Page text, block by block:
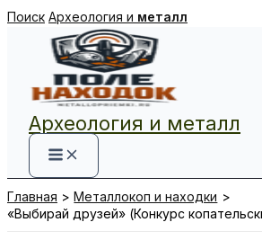
Перейти
содержимому
Поиск Археология и металл
Археология и металл
Главная
Металлокоп и находки
«Выбирай друзей» (Конкурс